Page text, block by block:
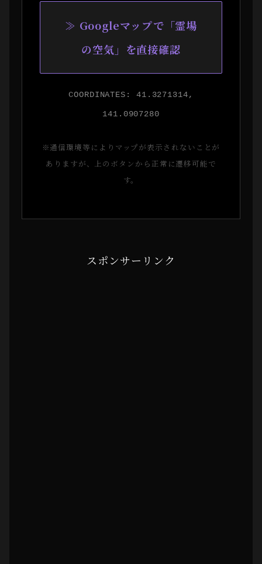
≫ Googleマップで「霊場
の空気」を直接確認
COORDINATES: 41.3271314,
141.0907280
※通信環境等によりマップが表示されないことが
ありますが、上のボタンから正常に遷移可能で
す。
スポンサーリンク